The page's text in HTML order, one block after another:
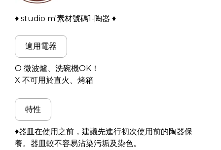
♦ studio m'素材號碼1-陶器 ♦
適用電器
O 微波爐、洗碗機OK！
X 不可用於直火、烤箱
特性
♦器皿在使用之前，建議先進行初次使用前的陶器保
養。器皿較不容易沾染污垢及染色。